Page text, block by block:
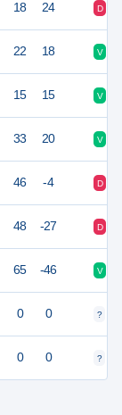
18 24 D
22 18 V
15 15 V
33 20 V
46 -4 D
48 -27 D
65 -46 V
0 0 ?
0 0 ?